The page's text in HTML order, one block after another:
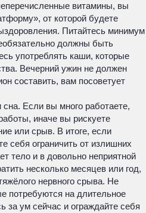
витамины, вы
от которой будете
Питайтесь минимум
должны быть
употреблять каши, которые
Вечерний ужин не должен
составить, вам посоветует
Если вы много работаете,
иначе вы рискуете
или срыв. В итоге, если
себя ограничить от излишних
тело и в довольно неприятной
несколько месяцев или год,
нервного срыва. Не
потребуются на длительное
за ум сейчас и ограждайте себя